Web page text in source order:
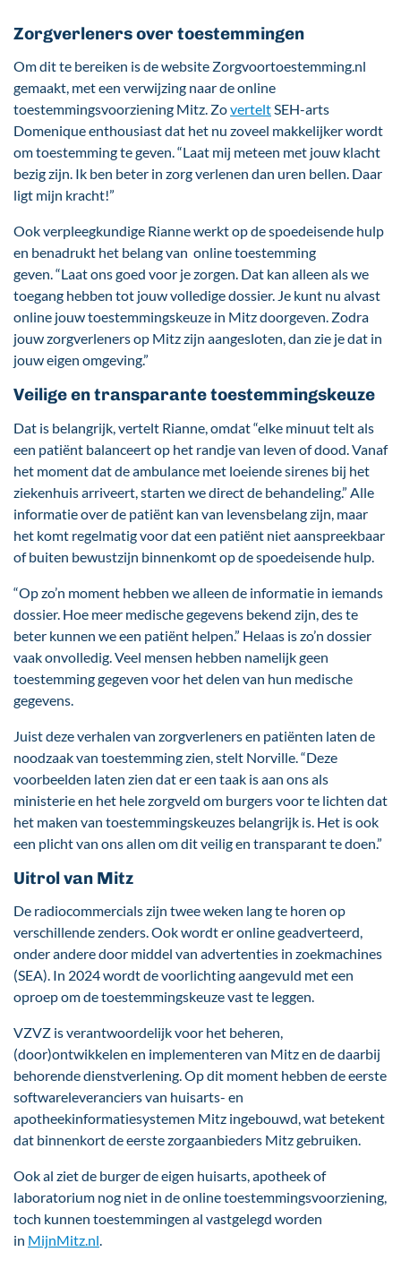
Zorgverleners over toestemmingen
Om dit te bereiken is de website Zorgvoortoestemming.nl
gemaakt, met een verwijzing naar de online
toestemmingsvoorziening Mitz. ZoverteltSEH-arts
Domenique enthousiast dat het nu zoveel makkelijker wordt
om toestemming te geven. “Laat mij meteen met jouw klacht
bezig zijn. Ik ben beter in zorg verlenen dan uren bellen. Daar
ligt mijn kracht!”
Ook verpleegkundige Rianne werkt op de spoedeisende hulp
en benadrukt het belang van online toestemming
geven. “Laat ons goed voor je zorgen. Dat kan alleen als we
toegang hebben tot jouw volledige dossier. Je kunt nu alvast
online jouw toestemmingskeuze in Mitz doorgeven. Zodra
jouw zorgverleners op Mitz zijn aangesloten, dan zie je dat in
jouw eigen omgeving.”
Veilige en transparante toestemmingskeuze
Dat is belangrijk, vertelt Rianne, omdat “elke minuut telt als
een patiënt balanceert op het randje van leven of dood. Vanaf
het moment dat de ambulance met loeiende sirenes bij het
ziekenhuis arriveert, starten we direct de behandeling.” Alle
informatie over de patiënt kan van levensbelang zijn, maar
het komt regelmatig voor dat een patiënt niet aanspreekbaar
of buiten bewustzijn binnenkomt op de spoedeisende hulp.
“Op zo’n moment hebben we alleen de informatie in iemands
dossier. Hoe meer medische gegevens bekend zijn, des te
beter kunnen we een patiënt helpen.” Helaas is zo’n dossier
vaak onvolledig. Veel mensen hebben namelijk geen
toestemming gegeven voor het delen van hun medische
gegevens.
Juist deze verhalen van zorgverleners en patiënten laten de
noodzaak van toestemming zien, stelt Norville. “Deze
voorbeelden laten zien dat er een taak is aan ons als
ministerie en het hele zorgveld om burgers voor te lichten dat
het maken van toestemmingskeuzes belangrijk is. Het is ook
een plicht van ons allen om dit veilig en transparant te doen.”
Uitrol van Mitz
De radiocommercials zijn twee weken lang te horen op
verschillende zenders. Ook wordt er online geadverteerd,
onder andere door middel van advertenties in zoekmachines
(SEA). In 2024 wordt de voorlichting aangevuld met een
oproep om de toestemmingskeuze vast te leggen.
VZVZ is verantwoordelijk voor het beheren,
(door)ontwikkelen en implementeren van Mitz en de daarbij
behorende dienstverlening. Op dit moment hebben de eerste
softwareleveranciers van huisarts- en
apotheekinformatiesystemen Mitz ingebouwd, wat betekent
dat binnenkort de eerste zorgaanbieders Mitz gebruiken.
Ook al ziet de burger de eigen huisarts, apotheek of
laboratorium nog niet in de online toestemmingsvoorziening,
toch kunnen toestemmingen al vastgelegd worden
in MijnMitz.nl.